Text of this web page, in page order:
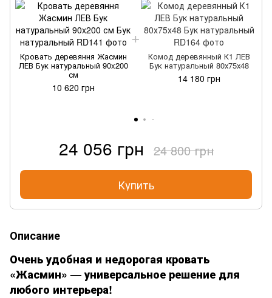
Кровать деревяння Жасмин
ЛЕВ Бук натуральный 90x200
см
10 620 грн
Комод деревянный К1 ЛЕВ
Бук натуральный 80х75х48
14 180 грн
24 056 грн 24 800 грн
Купить
Описание
Очень удобная и недорогая кровать
«Жасмин» — универсальное решение для
любого интерьера!